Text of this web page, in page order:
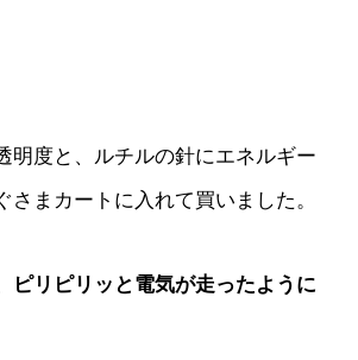
明度と、ルチルの針にエネルギー
さまカートに入れて買いました。
ピリピリッと電気が走ったように